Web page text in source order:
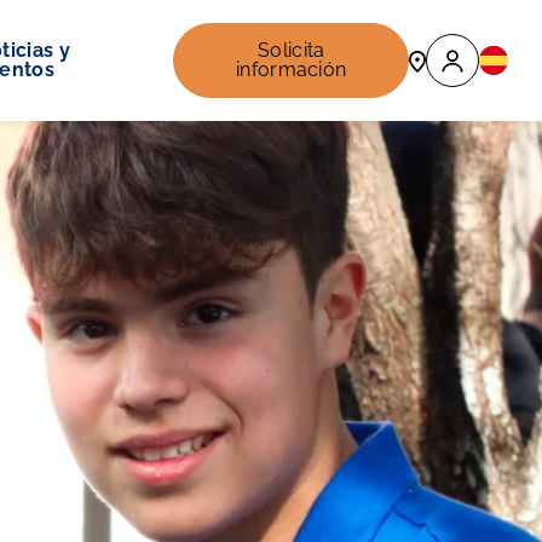
y
Solicita
información